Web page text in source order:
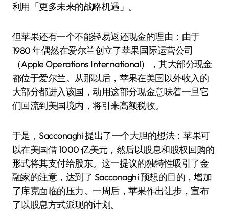
利用「更多未来的战略机遇」。
但苹果还有一个不能轻易返还现金的理由：由于
1980 年偶然在爱尔兰创立了苹果国际运营公司
（Apple Operations International），其大部分现金
都位于爱尔兰。从那以后，苹果在美国以外收入的
大部分都进入该国，动用这部分现金意味着一旦它
们回流到美国境内，将引来高额税收。
于是，Sacconaghi 提出了一个大胆的想法：苹果可
以在美国借 1000 亿美元，然后以股息和股权回购的
形式将其支付给股东。这一提议的独特性吸引了金
融家的注意，达到了 Sacconaghi 预想的目的，增加
了库克面临的压力。一周后，苹果作出让步，宣布
了以股息方式派现的计划。